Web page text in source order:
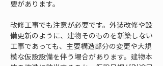
要があります。
改修工事でも注意が必要です。外装改修や設
備更新のように、建物そのものを新築しない
工事であっても、主要構造部分の変更や大規
模な仮設設備を伴う場合があります。建物本